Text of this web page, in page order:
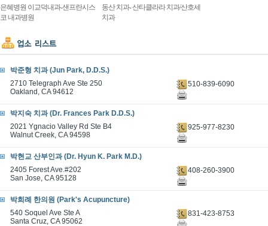
은혜병원 이교덕내과-샌프란시스
코 내과병원
동산 치과- 산타클라라 치과/산호세
치과
박준형 치과 (Jun Park, D.D.S.)
2710 Telegraph Ave Ste 250
Oakland, CA 94612
510-839-6090
박지숙 치과 (Dr. Frances Park D.D.S.)
2021 Ygnacio Valley Rd Ste B4
Walnut Creek, CA 94598
925-977-8230
박현교 산부인과 (Dr. Hyun K. Park M.D.)
2405 Forest Ave.#202
San Jose, CA 95128
408-260-3900
박희례 한의원 (Park's Acupuncture)
540 Soquel Ave Ste A
Santa Cruz, CA 95062
831-423-8753